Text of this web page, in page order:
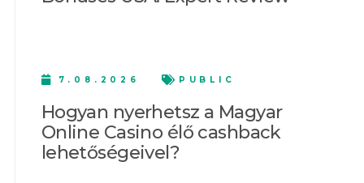
7.08.2026 PUBLIC
Hogyan nyerhetsz a Magyar
Online Casino élő cashback
lehetőségeivel?